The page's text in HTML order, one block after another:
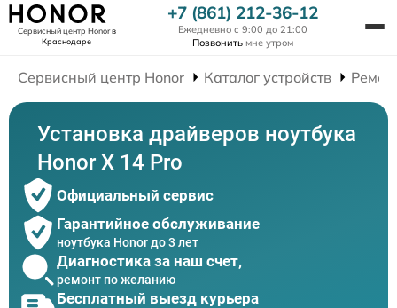
Сервисный центр Honorв
Краснодаре
+7 (861) 212-36-12
Ежедневно с 9:00 до 21:00
Позвонить мне утром
Сервисный центр Honor Каталог устройств
Установка драйверов ноутбука
Honor X 14 Pro
Официальный сервис
Гарантийное обслуживание
ноутбука Honor до 3 лет
Диагностика за наш счет,
ремонт по желанию
Бесплатный выезд курьера